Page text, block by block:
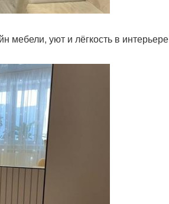
мебели, уют и лёгкость в